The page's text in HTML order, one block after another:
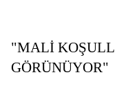
"MALİ
GÖRÜNÜYOR"